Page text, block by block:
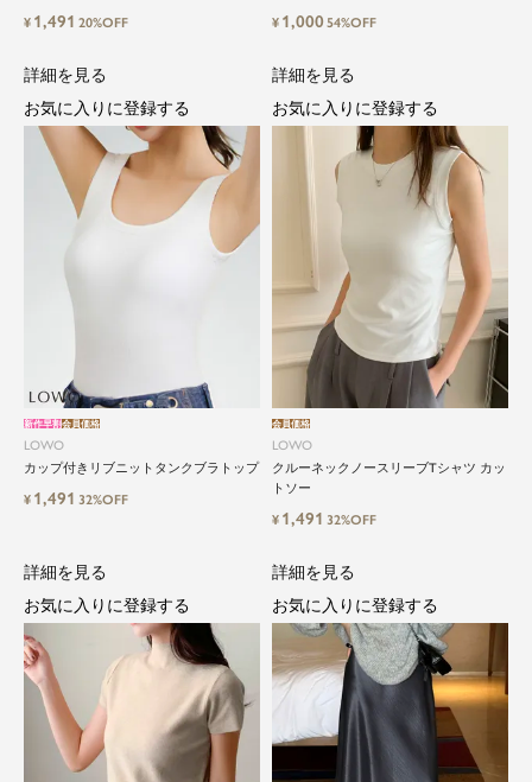
¥ 1,491 20%OFF ¥ 1,00054%OFF
LOWO
カップ付きリブニットタンクブラトップ
新作早割会員価格
¥ 1,491 32%OFF
詳細を見る
お気に入りに登録する
LOWO
クルーネックノースリーブTシャツ カッ
トソー
会員価格
¥ 1,491 32%OFF
詳細を見る
お気に入りに登録する
詳細を見る
お気に入りに登録する
詳細を見る
お気に入りに登録する